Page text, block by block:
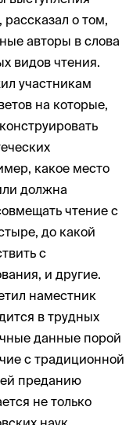
о том,
авторы в слова
видов чтения.
участникам
на которые,
какое место
должна
чтение с
до какой
с
и другие.
наместник
в трудных
данные порой
с традиционной
преданию
не только